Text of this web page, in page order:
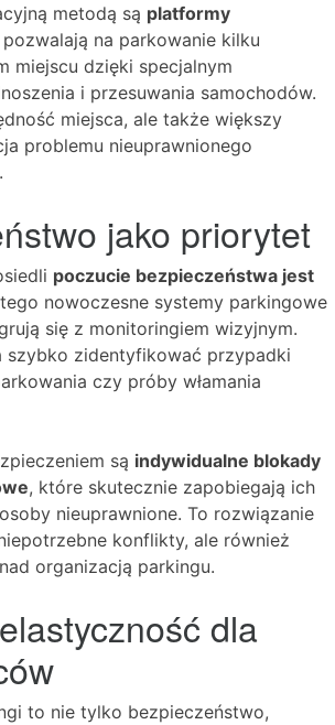
metodą są platformy
na parkowanie kilku
miejscu dzięki specjalnym
i przesuwania samochodów.
miejsca, ale także większy
problemu nieuprawnionego
jako priorytet
poczucie bezpieczeństwa jest
nowoczesne systemy parkingowe
się z monitoringiem wizyjnym.
szybko zidentyfikować przypadki
czy próby włamania
są indywidualne blokady
, które skutecznie zapobiegają ich
nieuprawnione. To rozwiązanie
konflikty, ale również
organizacją parkingu.
dla
to nie tylko bezpieczeństwo,